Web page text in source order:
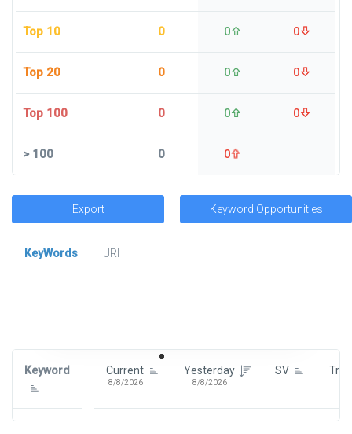
Top 10 0 0 0
Top 20 0 0 0
Top 100 0 0 0
>100 0 0
Export Keyword Opportunities
KeyWords
URl
Keyword Current
8/8/2026
Yesterday
8/8/2026
SV